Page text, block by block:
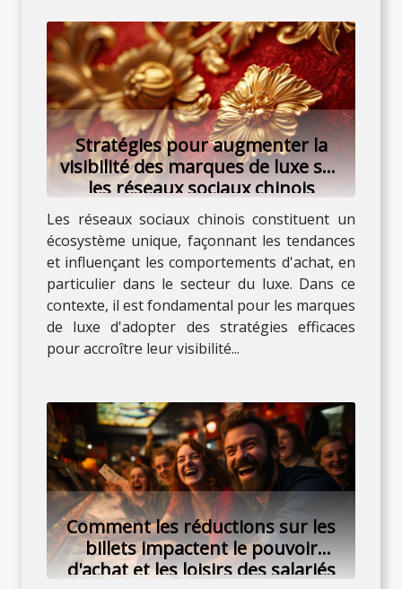
Stratégies pour augmenter la
visibilité des marques de luxe sur
les réseaux sociaux chinois
Les réseaux sociaux chinois constituent un
écosystème unique, façonnant les tendances
et influençant les comportements d'achat, en
particulier dans le secteur du luxe. Dans ce
contexte, il est fondamental pour les marques
de luxe d'adopter des stratégies efficaces
pour accroître leur visibilité...
Comment les réductions sur les
billets impactent le pouvoir
d'achat et les loisirs des salariés